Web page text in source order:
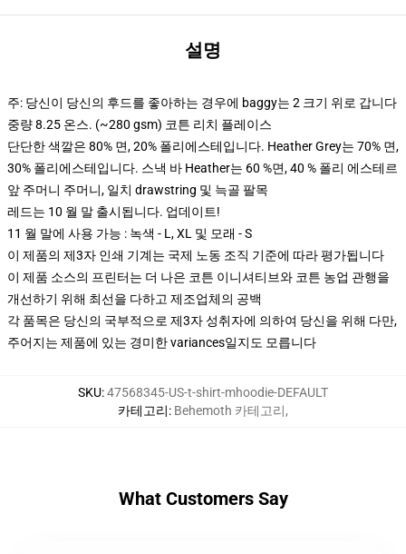
설명
주: 당신이 당신의 후드를 좋아하는 경우에 baggy는 2 크기 위로 갑니다
중량 8.25 온스. (~280 gsm) 코튼 리치 플레이스
단단한 색깔은 80% 면, 20% 폴리에스테입니다. Heather Grey는 70% 면,
30% 폴리에스테입니다. 스낵 바 Heather는 60 %면, 40 % 폴리 에스테르
앞 주머니 주머니, 일치 drawstring 및 늑골 팔목
레드는 10 월 말 출시됩니다. 업데이트!
11 월 말에 사용 가능 : 녹색 - L, XL 및 모래 - S
이 제품의 제3자 인쇄 기계는 국제 노동 조직 기준에 따라 평가됩니다
이 제품 소스의 프린터는 더 나은 코튼 이니셔티브와 코튼 농업 관행을
개선하기 위해 최선을 다하고 제조업체의 공백
각 품목은 당신의 국부적으로 제3자 성취자에 의하여 당신을 위해 다만,
주어지는 제품에 있는 경미한 variances일지도 모릅니다
SKU:47568345-US-t-shirt-mhoodie-DEFAULT
카테고리: Behemoth 카테고리,
What Customers Say